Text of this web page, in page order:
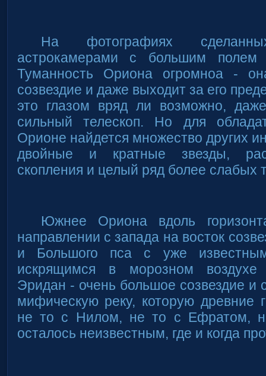
На фотографиях
астрокамерами с большим полем
Туманность Ориона огромноа -
созвездие и даже выходит за его
это глазом вряд ли возможно,
сильный телескоп. Но для
Орионе найдется множество других
двойные и кратные звезды,
скопления и целый ряд более слабых
Южнее Ориона вдоль
направлении с запада на восток
и Большого пса с уже
искрящимся в морозном воздухе
Эридан - очень большое созвездие и
мифическую реку, которую древние
не то с Нилом, не то с Ефратом,
осталось неизвестным, где и когда